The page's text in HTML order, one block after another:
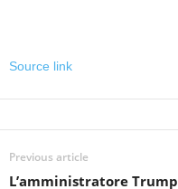
Source link
Previous article
L’amministratore Trump